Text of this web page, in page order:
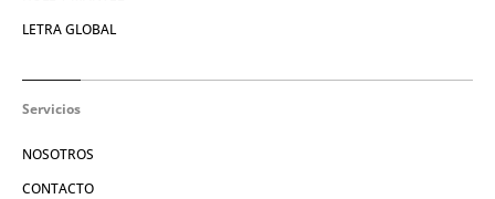
LETRA GLOBAL
Servicios
NOSOTROS
CONTACTO